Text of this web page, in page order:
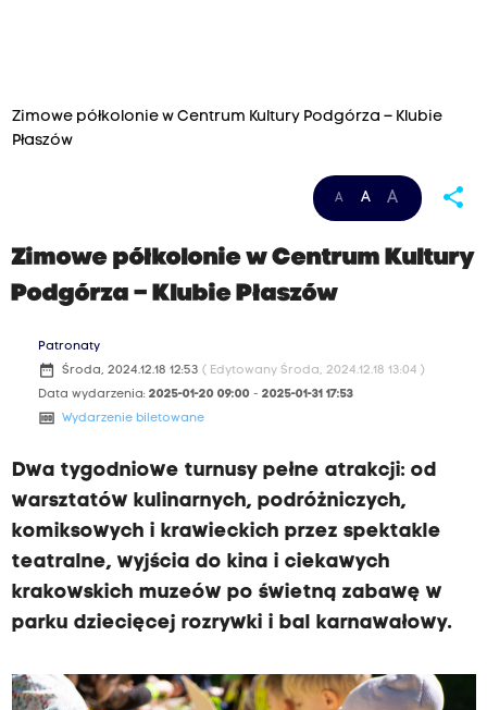
Zimowe półkolonie w Centrum Kultury Podgórza – Klubie
Płaszów
A A A share
Zimowe półkolonie w Centrum Kultury
Podgórza – Klubie Płaszów
Patronaty
date_range Środa, 2024.12.18 12:53 ( Edytowany Środa, 2024.12.18 13:04 )
Data wydarzenia: 2025-01-20 09:00- 2025-01-31 17:53
money Wydarzenie biletowane
Dwa tygodniowe turnusy pełne atrakcji: od
warsztatów kulinarnych, podróżniczych,
komiksowych i krawieckich przez spektakle
teatralne, wyjścia do kina i ciekawych
krakowskich muzeów po świetną zabawę w
parku dziecięcej rozrywki i bal karnawałowy.